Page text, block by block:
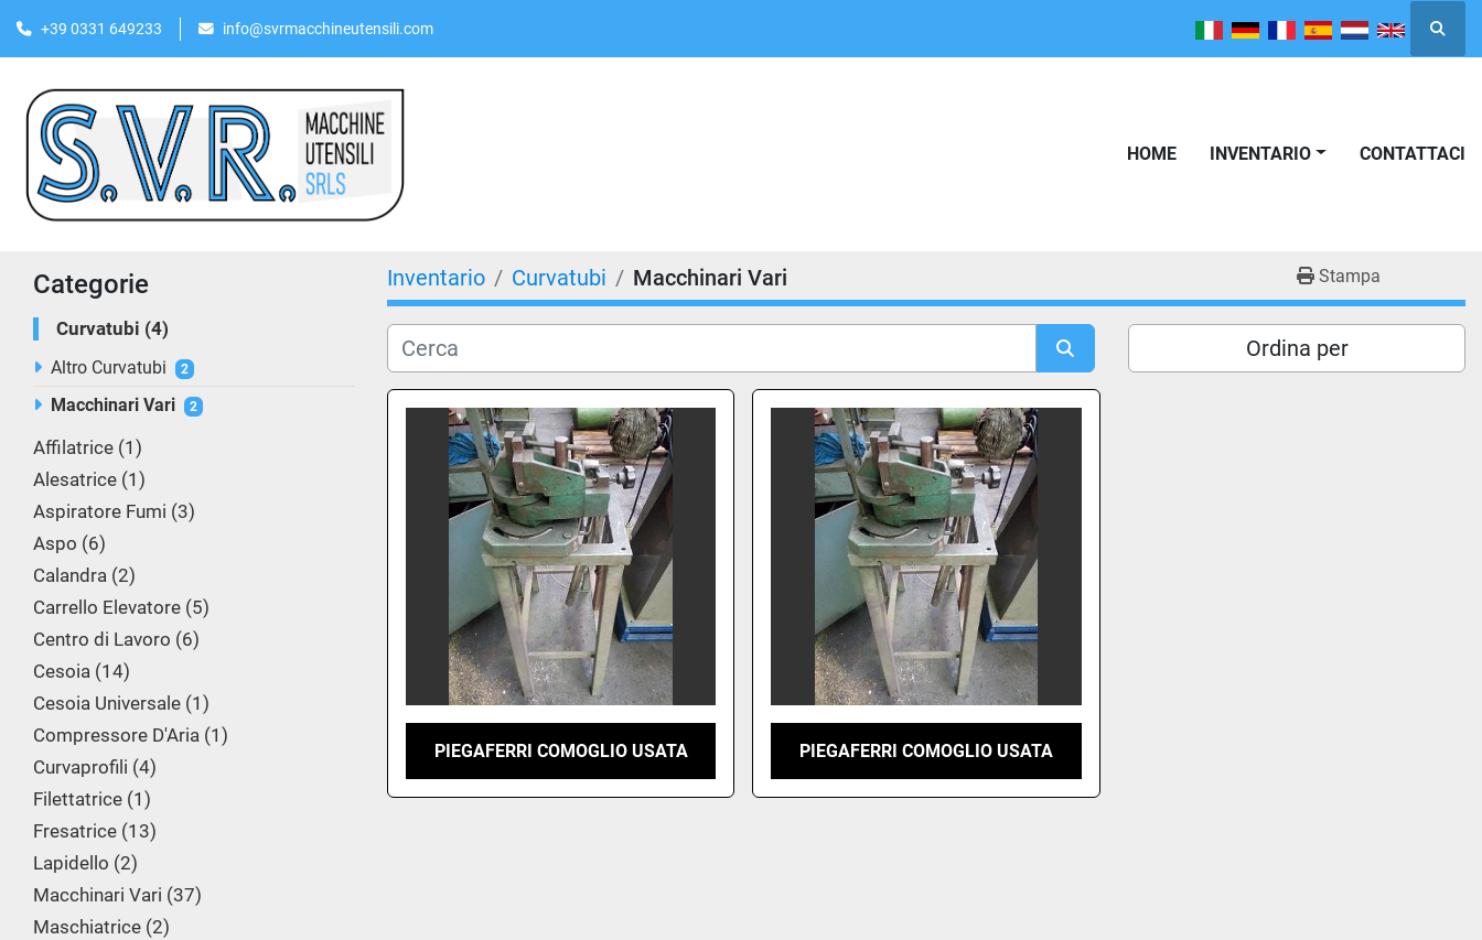
+39 0331 649233 info@svrmacchineutensili.com
Cerca
HOME INVENTARIO CONTATTACI
Categorie
Curvatubi 4
Altro Curvatubi 2
Macchinari Vari 2
Affilatrice 1
Alesatrice 1
Aspiratore Fumi 3
Aspo 6
Calandra 2
Carrello Elevatore 5
Centro di Lavoro 6
Cesoia 14
Cesoia Universale 1
Compressore D'Aria 1
Curvaprofili 4
Filettatrice 1
Fresatrice 13
Lapidello 2
Macchinari Vari 37
Maschiatrice 2
Inventario Curvatubi Macchinari Vari Stampa
Ordina per
PIEGAFERRI COMOGLIO USATA PIEGAFERRI COMOGLIO USATA